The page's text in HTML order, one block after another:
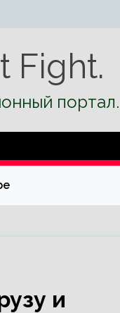
Fight.
портал.
и